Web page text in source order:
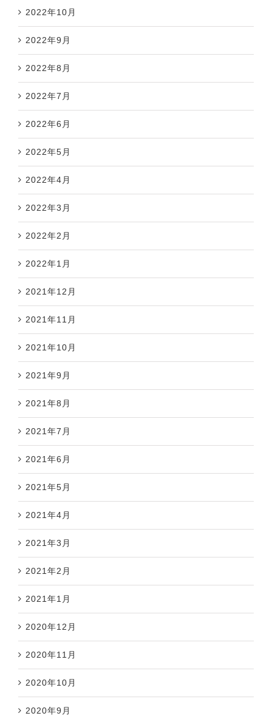
2022年10月
2022年9月
2022年8月
2022年7月
2022年6月
2022年5月
2022年4月
2022年3月
2022年2月
2022年1月
2021年12月
2021年11月
2021年10月
2021年9月
2021年8月
2021年7月
2021年6月
2021年5月
2021年4月
2021年3月
2021年2月
2021年1月
2020年12月
2020年11月
2020年10月
2020年9月